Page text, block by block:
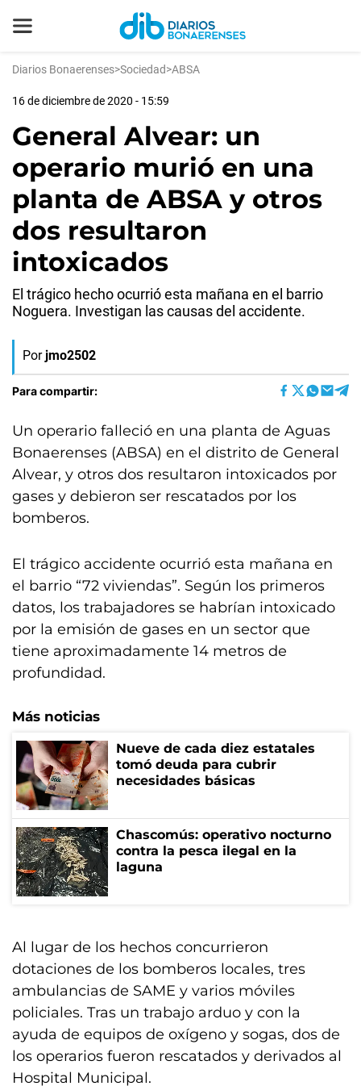
Diarios Bonaerenses>Sociedad>ABSA
16 de diciembre de 2020 - 15:59
General Alvear: un
operario murió en una
planta de ABSA y otros
dos resultaron
intoxicados
El trágico hecho ocurrió esta mañana en el barrio
Noguera. Investigan las causas del accidente.
Por jmo2502
Para compartir:
Un operario falleció en una planta de Aguas
Bonaerenses (ABSA) en el distrito de General
Alvear, y otros dos resultaron intoxicados por
gases y debieron ser rescatados por los
bomberos.
El trágico accidente ocurrió esta mañana en
el barrio “72 viviendas”. Según los primeros
datos, los trabajadores se habrían intoxicado
por la emisión de gases en un sector que
tiene aproximadamente 14 metros de
profundidad.
Más noticias
Nueve de cada diez estatales
tomó deuda para cubrir
necesidades básicas
Chascomús: operativo nocturno
contra la pesca ilegal en la
laguna
Al lugar de los hechos concurrieron
dotaciones de los bomberos locales, tres
ambulancias de SAME y varios móviles
policiales. Tras un trabajo arduo y con la
ayuda de equipos de oxígeno y sogas, dos de
los operarios fueron rescatados y derivados al
Hospital Municipal.